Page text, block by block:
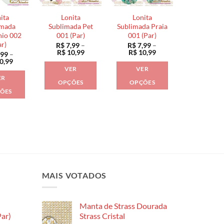
ser
ser
escolhidas
na
página
produto
ser
escolhidas
na
página
do
produto
002
–
Faixa
Lonita
Sublimada Pet
001 (Par)
R$7,99 –
R$10,99Faixa
VER
OPÇÕES
podem
na
página
Lonita
Sublimada Praia
001 (Par)
R$7,99 –
R$10,99Faixa
VER
OPÇÕES
na
MAIS VOTADOS
Manta de Strass Dourada
Strass Cristal